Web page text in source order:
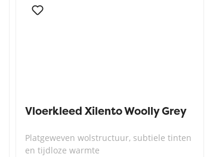
Vloerkleed Xilento Woolly Grey
Platgeweven wolstructuur, subtiele tinten
en tijdloze warmte